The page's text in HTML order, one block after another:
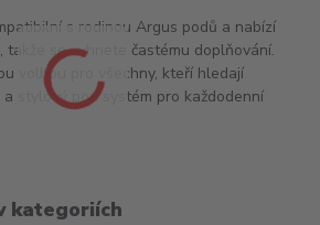
s rodinou Argus podů a nabízí
takže se vyhnete častému doplňování.
volbou pro všechny, kteří hledají
stylový pod systém pro každodenní
kategoriích